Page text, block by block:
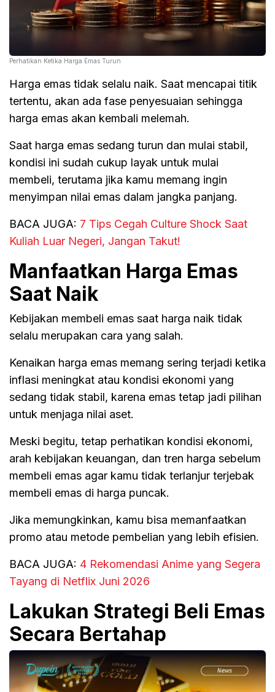
Perhatikan Ketika Harga Emas Turun
Harga emas tidak selalu naik. Saat mencapai titik
tertentu, akan ada fase penyesuaian sehingga
harga emas akan kembali melemah.
Saat harga emas sedang turun dan mulai stabil,
kondisi ini sudah cukup layak untuk mulai
membeli, terutama jika kamu memang ingin
menyimpan nilai emas dalam jangka panjang.
BACA JUGA: 7 Tips Cegah Culture Shock Saat
Kuliah Luar Negeri, Jangan Takut!
Manfaatkan Harga Emas
Saat Naik
Kebijakan membeli emas saat harga naik tidak
selalu merupakan cara yang salah.
Kenaikan harga emas memang sering terjadi ketika
inflasi meningkat atau kondisi ekonomi yang
sedang tidak stabil, karena emas tetap jadi pilihan
untuk menjaga nilai aset.
Meski begitu, tetap perhatikan kondisi ekonomi,
arah kebijakan keuangan, dan tren harga sebelum
membeli emas agar kamu tidak terlanjur terjebak
membeli emas di harga puncak.
Jika memungkinkan, kamu bisa memanfaatkan
promo atau metode pembelian yang lebih efisien.
BACA JUGA: 4 Rekomendasi Anime yang Segera
Tayang di Netflix Juni 2026
Lakukan Strategi Beli Emas
Secara Bertahap